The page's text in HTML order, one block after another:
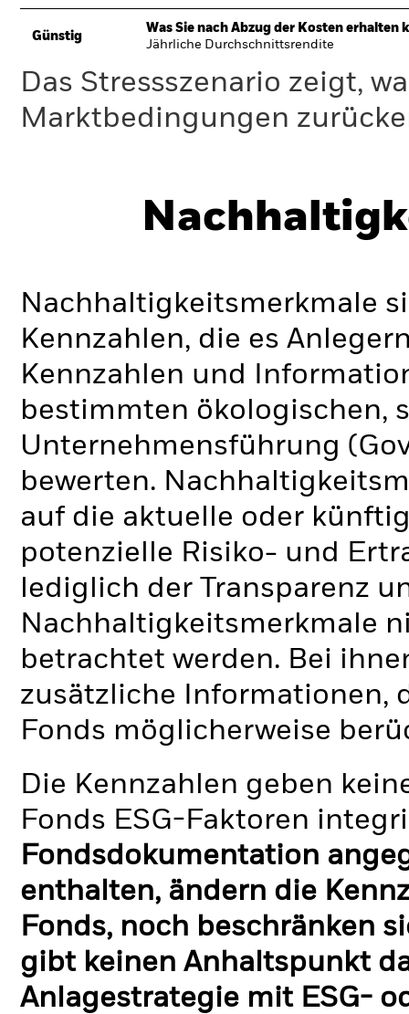
Günstig
Was Sie nach Abzug der Kosten erhalten
Jährliche Durchschnittsrendite
Das Stressszenario zeigt,
Marktbedingungen
Nachhaltigkeitsmerkmale
Kennzahlen, die es
Kennzahlen und
bestimmten ökologischen,
Unternehmensführung
bewerten.
auf die aktuelle oder
potenzielle Risiko- und
lediglich der Transparenz
Nachhaltigkeitsmerkmale
betrachtet werden. Bei
zusätzliche Informationen,
Fonds möglicherweise
Die Kennzahlen geben
Fonds ESG-Faktoren
Fondsdokumentation
enthalten, ändern die
Fonds, noch beschränken
gibt keinen Anhaltspunkt
Anlagestrategie mit ESG-